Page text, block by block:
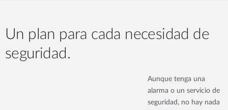
Un plan para cada necesidad de
seguridad.
Aunque tenga una
alarma o un servicio de
seguridad, no hay nada